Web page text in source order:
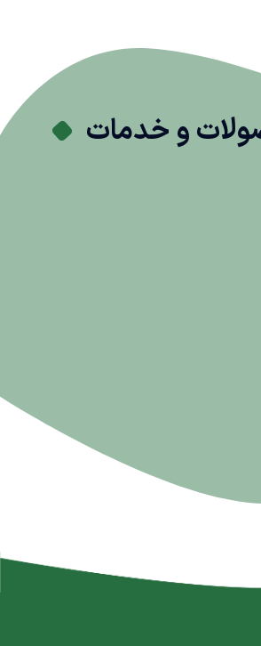
و خدمات